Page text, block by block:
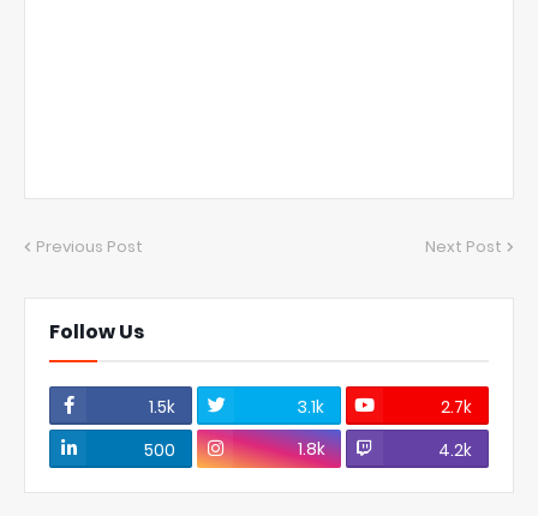
Previous Post Next Post
Follow Us
1.5k 3.1k
2.7k
500
1.8k 4.2k